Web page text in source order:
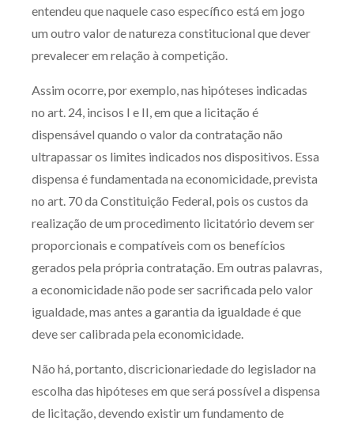
Av. Sete de Setembro, 4698
Batel Curitiba/PR CEP80240-000
Telefone (41) 2109-8666
Whatsapp (41) 98881-6616
entendeu que naquele caso específico está em jogo
um outro valor de natureza constitucional que dever
prevalecer em relação à competição.
Assim ocorre, por exemplo, nas hipóteses indicadas
no art. 24, incisos I e II, em que a licitação é
dispensável quando o valor da contratação não
ultrapassar os limites indicados nos dispositivos. Essa
dispensa é fundamentada na economicidade, prevista
no art. 70 da Constituição Federal, pois os custos da
realização de um procedimento licitatório devem ser
proporcionais e compatíveis com os benefícios
gerados pela própria contratação. Em outras palavras,
a economicidade não pode ser sacrificada pelo valor
igualdade, mas antes a garantia da igualdade é que
deve ser calibrada pela economicidade.
Não há, portanto, discricionariedade do legislador na
escolha das hipóteses em que será possível a dispensa
de licitação, devendo existir um fundamento de